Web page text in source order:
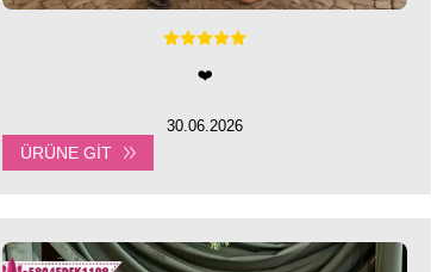
❤️
30.06.2026
ÜRÜNE GIT